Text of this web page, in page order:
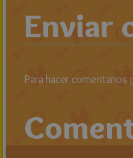
Enviar
Para hacer comentarios